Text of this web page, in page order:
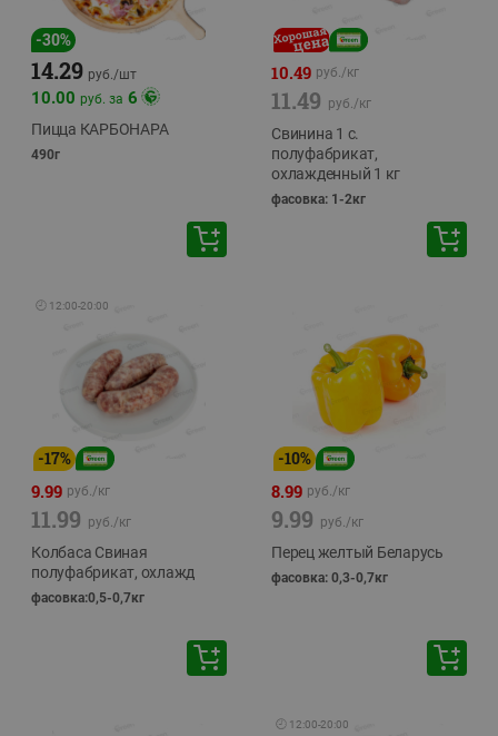
-30%
14.29 руб./шт
10.00 руб. за 6
Пицца КАРБОНАРА
490г
10.49 руб./кг
11.49 руб./кг
Свинина 1 с.
полуфабрикат,
охлажденный 1 кг
фасовка: 1-2кг
🕘 12:00-20:00
-17%
9.99 руб./кг
11.99 руб./кг
Колбаса Свиная
полуфабрикат, охлажд
фасовка:0,5-0,7кг
-10%
8.99 руб./кг
9.99 руб./кг
Перец желтый Беларусь
фасовка: 0,3-0,7кг
🕘 12:00-20:00